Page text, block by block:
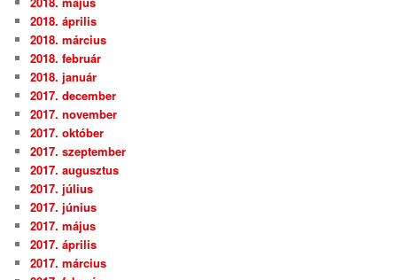
2018. április
2018. március
2018. február
2018. január
2017. december
2017. november
2017. október
2017. szeptember
2017. augusztus
2017. július
2017. június
2017. május
2017. április
2017. március